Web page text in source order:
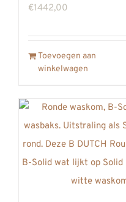
€1442,00
Toevoegen aan
winkelwagen